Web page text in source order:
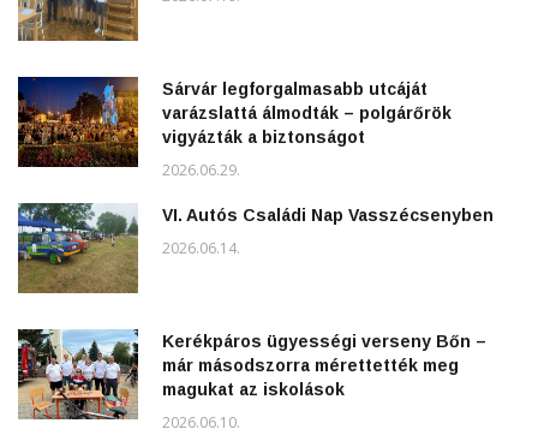
Sárvár legforgalmasabb utcáját
varázslattá álmodták – polgárőrök
vigyázták a biztonságot
2026.06.29.
VI. Autós Családi Nap Vasszécsenyben
2026.06.14.
Kerékpáros ügyességi verseny Bőn –
már másodszorra mérettették meg
magukat az iskolások
2026.06.10.